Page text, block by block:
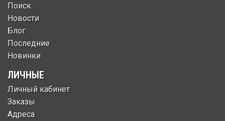
Поиск
Новости
Блог
Последние
Новинки
ЛИЧНЫЕ
Личный кабинет
Заказы
Адреса